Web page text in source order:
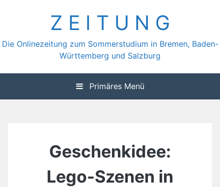
Z E I T U N G
Die Onlinezeitung zum Sommerstudium in Bremen, Baden-
Württemberg und Salzburg
Primäres Menü
Geschenkidee:
Lego-Szenen in